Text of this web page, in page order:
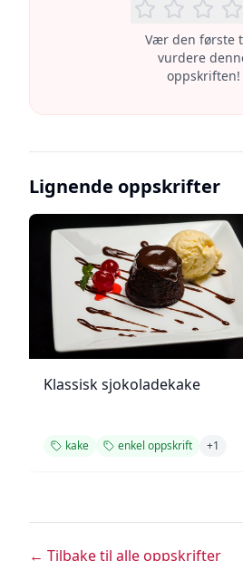
Vær den første
vurdere
oppskriften!
Lignende oppskrifter
Klassisk sjokoladekake
kake enkel oppskrift +1
← Tilbake til alle oppskrifter